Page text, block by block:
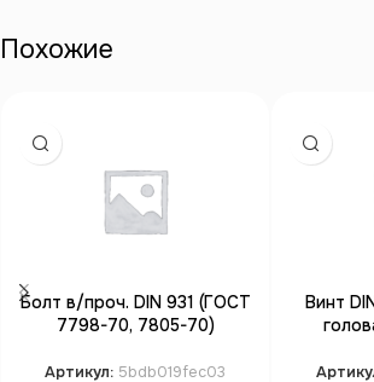
Похожие
Болт в/проч. DIN 931 (ГОСТ
7798-70, 7805-70)
кл.пр.10.9 бп
Артикул: 5bdb019fec03
Винт